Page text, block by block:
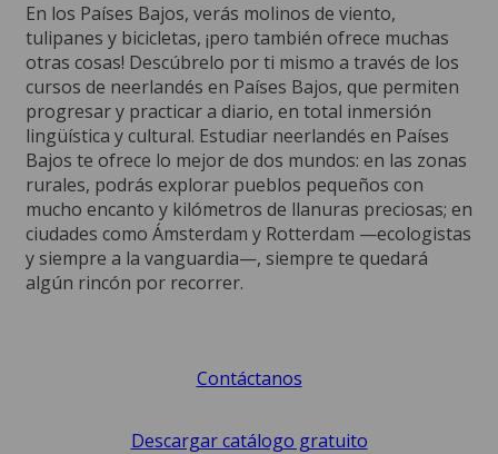
En los Países Bajos, verás molinos de viento,
tulipanes y bicicletas, ¡pero también ofrece muchas
otras cosas! Descúbrelo por ti mismo a través de los
cursos de neerlandés en Países Bajos, que permiten
progresar y practicar a diario, en total inmersión
lingüística y cultural. Estudiar neerlandés en Países
Bajos te ofrece lo mejor de dos mundos: en las zonas
rurales, podrás explorar pueblos pequeños con
mucho encanto y kilómetros de llanuras preciosas; en
ciudades como Ámsterdam y Rotterdam —ecologistas
y siempre a la vanguardia—, siempre te quedará
algún rincón por recorrer.
Contáctanos
Descargar catálogo gratuito